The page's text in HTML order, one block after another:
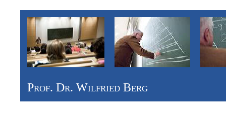
Prof. Dr. Wilfried Berg